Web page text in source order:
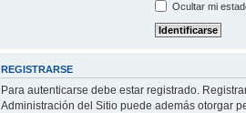
Ocultar mi
REGISTRARSE
Para autenticarse debe estar registrado.
Administración del Sitio puede además otorgar